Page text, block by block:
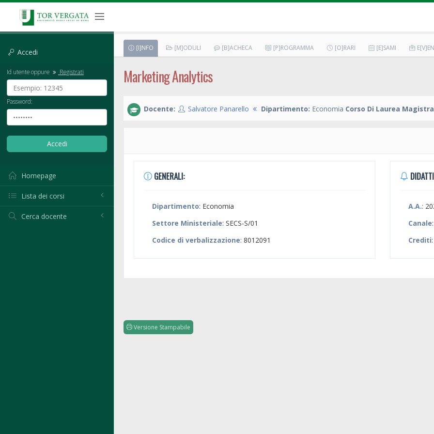
Accedi
Id utente oppure Registrati
Password:
Homepage
Lista dei corsi
Cerca docente
[I]NFO [M]ODULI [B]ACHECA [P]ROGRAMMA [O]RARI [E]SAMI
Marketing Analytics
Docente: Salvatore Panarello Dipartimento: Economia Corso Di Laurea
GENERALI:
Dipartimento: Economia
Settore Ministeriale: SECS-S/01
Codice di verbalizzazione: 8012091
A.A.:
Canale
Crediti
Versione Stampabile